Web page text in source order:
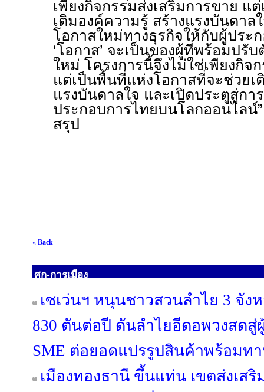
เพียงกิจกรรมส่งเสริมการขาย แ
เติมองค์ความรู้ สร้างแรงบันดาล
โอกาสใหม่ทางธุรกิจให้กับผู้ประ
‘โอกาส’ จะเป็นของผู้ที่พร้อมปรั
ใหม่ โครงการนี้จึงไม่ใช่เพียงกิจ
แต่เป็นพื้นที่แห่งโอกาสที่จะช่วยเ
แรงบันดาลใจ และเปิดประตูสู่กา
ประกอบการไทยบนโลกออนไลน์
สรุป
« Back
ศก-การเมือง
เซเว่นฯ หนุนชาวสวนลำไย 3 จัง
830 ตันต่อปี ดันลำไยอีดอพวงสด
SME ต่อยอดแปรรูปสินค้าพร้อมท
เมืองทองธานี ขึ้นแท่น เขตส่งเสริ